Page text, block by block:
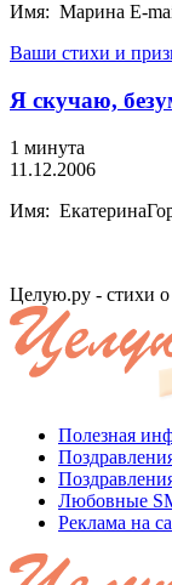
Имя: Марина E-
Ваши стихи и
Я скучаю,
1 минута
11.12.2006
Имя:
Целую.ру - стихи о
Полезная
Любовные
Реклама на